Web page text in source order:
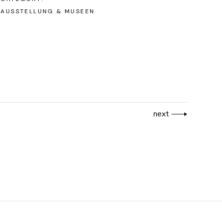
AUSSTELLUNG & MUSEEN
next